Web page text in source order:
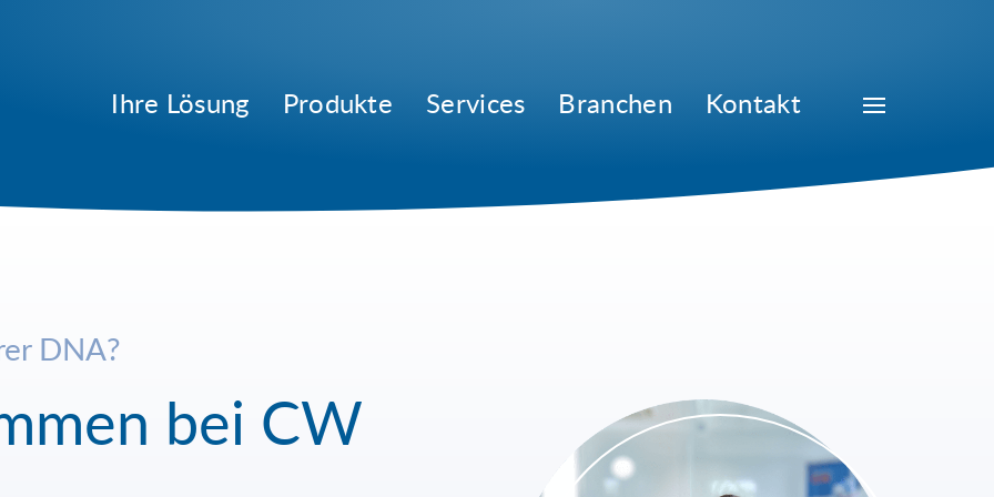
Ihre Lösung Produkte Services Branchen Kontakt
DNA?
bei CW